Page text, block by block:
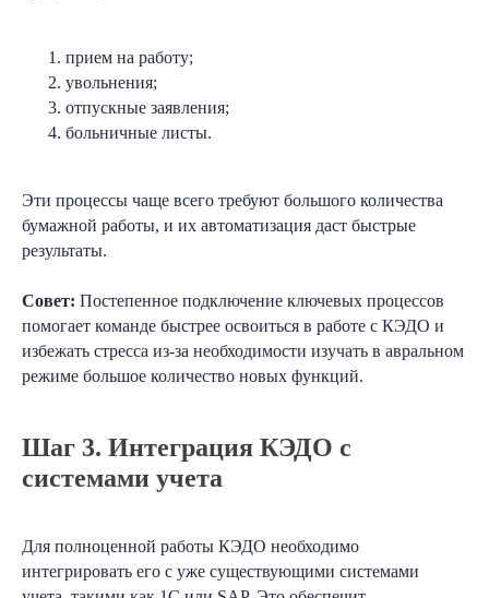
прием на работу;
увольнения;
отпускные заявления;
больничные листы.
Эти процессы чаще всего требуют большого количества
бумажной работы, и их автоматизация даст быстрые
результаты.
Совет: Постепенное подключение ключевых процессов
помогает команде быстрее освоиться в работе с КЭДО и
избежать стресса из-за необходимости изучать в авральном
режиме большое количество новых функций.
Шаг 3. Интеграция КЭДО с
системами учета
Для полноценной работы КЭДО необходимо
интегрировать его с уже существующими системами